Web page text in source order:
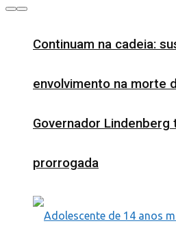
Continuam na cadeia:
envolvimento na morte
Governador Lindenberg
prorrogada